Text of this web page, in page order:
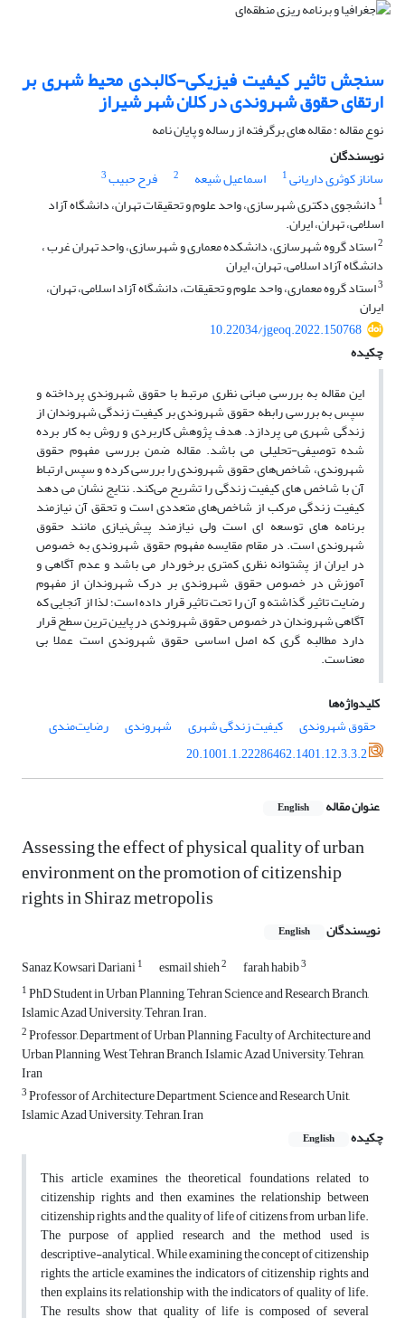
سنجش تاثیر کیفیت فیزیکی-کالبدی محیط شهری بر
ارتقای حقوق شهروندی در کلان شهر شیراز
نوع مقاله : مقاله های برگرفته از رساله و پایان نامه
نویسندگان
ساناز کوثری داریانی1 اسماعیل شیعه 2 فرح حبیب3
1 دانشجوی دکتری شهرسازی، واحد علوم و تحقیقات تهران، دانشگاه آزاد
اسلامی، تهران، ایران.
2استاد گروه شهرسازی، دانشکده معماری و شهرسازی، واحد تهران غرب ،
دانشگاه آزاد اسلامی، تهران، ایران
3استاد گروه معماری، واحد علوم و تحقیقات، دانشگاه آزاد اسلامی، تهران،
ایران
10.22034/jgeoq.2022.150768
چکیده
این مقاله به بررسی مبانی نظری مرتبط با حقوق شهروندی پرداخته و
سپس به بررسی رابطه حقوق شهروندی بر کیفیت زندگی شهروندان از
زندگی شهری می پردازد. هدف پژوهش کاربردی و روش به کار برده
شده توصیفی-تحلیلی می باشد. مقاله ضمن بررسی مفهوم حقوق
شهروندی، شاخص‌های حقوق شهروندی را بررسی کرده و سپس ارتباط
آن با شاخص های کیفیت زندگی را تشریح می‌کند. نتایج نشان می دهد
کیفیت زندگی مرکب از شاخص‌های متعددی است و تحقق آن نیازمند
برنامه های توسعه ای است ولی نیازمند پیش‌نیازی مانند حقوق
شهروندی است. در مقام مقایسه مفهوم حقوق شهروندی به خصوص
در ایران از پشتوانه نظری کمتری برخوردار می باشد و عدم آگاهی و
آموزش در خصوص حقوق شهروندی بر درک شهروندان از مفهوم
رضایت تاثیر گذاشته و آن را تحت تاثیر قرار داده است؛ لذا از آنجایی که
آگاهی شهروندان در خصوص حقوق شهروندی در پایین ترین سطح قرار
دارد مطالبه گری که اصل اساسی حقوق شهروندی است عملا بی
معناست.
کلیدواژه‌ها
حقوق شهروندی
کیفیت زندگی شهری شهروندی
رضایت‌مندی
20.1001.1.22286462.1401.12.3.3.2
عنوان مقاله English
Assessing the effect of physical quality of urban
environment on the promotion of citizenship
rights in Shiraz metropolis
نویسندگان English
Sanaz Kowsari Dariani1 esmail shieh2 farah habib3
1PhD Student in Urban Planning, Tehran Science and Research Branch,
Islamic Azad University, Tehran, Iran.
2Professor, Department of Urban Planning, Faculty of Architecture and
Urban Planning, West Tehran Branch, Islamic Azad University, Tehran,
Iran
3Professor of Architecture Department, Science and Research Unit,
Islamic Azad University, Tehran, Iran
چکیده
English
This article examines the theoretical foundations related to
citizenship rights and then examines the relationship between
citizenship rights and the quality of life of citizens from urban life.
The purpose of applied research and the method used is
descriptive-analytical. While examining the concept of citizenship
rights, the article examines the indicators of citizenship rights and
then explains its relationship with the indicators of quality of life.
The results show that quality of life is composed of several